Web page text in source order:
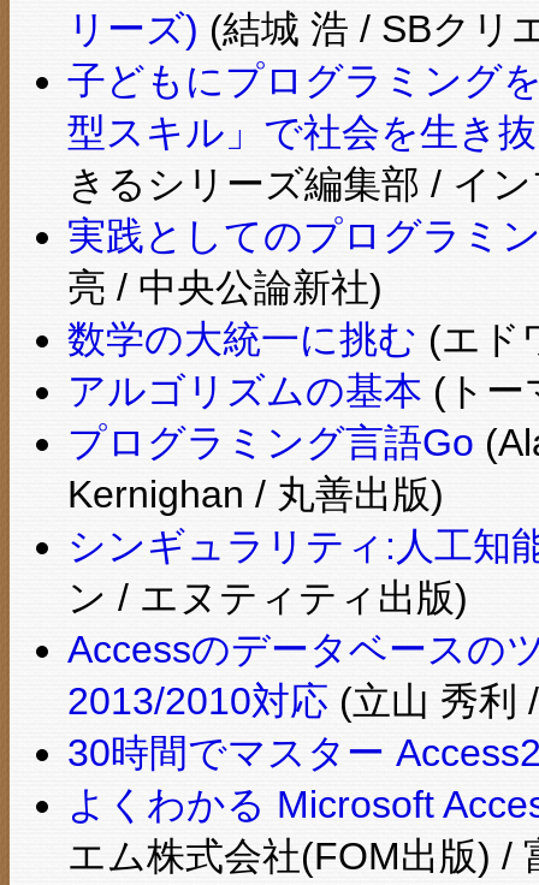
リーズ) (結城 浩 / SBクリ
子どもにプログラミング
型スキル」で社会を生き
きるシリーズ編集部 / イ
実践としてのプログラミ
亮 / 中央公論新社)
数学の大統一に挑む (エド
アルゴリズムの基本 (トー
プログラミング言語Go
Kernighan / 丸善出版)
シンギュラリティ:人工知
ン / エヌティティ出版)
Accessのデータベースの
2013/2010対応 (立山 秀利
30時間でマスター
よくわかる Microsoft
エム株式会社(FOM出版) /